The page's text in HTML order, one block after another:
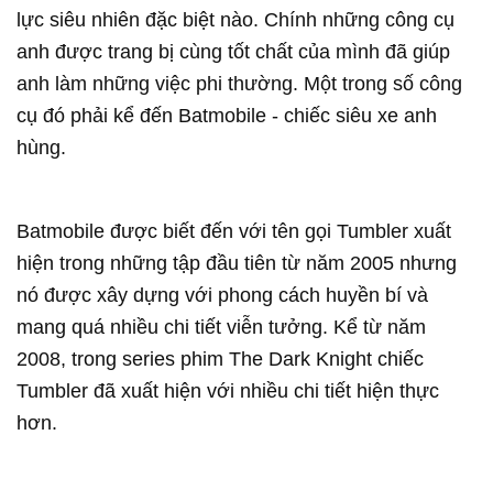
lực siêu nhiên đặc biệt nào. Chính những công cụ
anh được trang bị cùng tốt chất của mình đã giúp
anh làm những việc phi thường. Một trong số công
cụ đó phải kể đến Batmobile - chiếc siêu xe anh
hùng.
Batmobile được biết đến với tên gọi Tumbler xuất
hiện trong những tập đầu tiên từ năm 2005 nhưng
nó được xây dựng với phong cách huyền bí và
mang quá nhiều chi tiết viễn tưởng. Kể từ năm
2008, trong series phim The Dark Knight chiếc
Tumbler đã xuất hiện với nhiều chi tiết hiện thực
hơn.